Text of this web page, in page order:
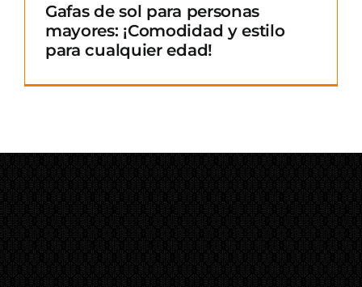
Gafas de sol para personas
mayores: ¡Comodidad y estilo
para cualquier edad!